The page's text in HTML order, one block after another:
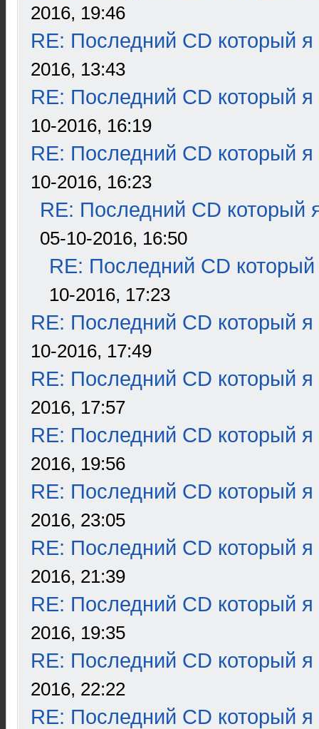
2016, 19:46
RE: Последний CD который я
2016, 13:43
RE: Последний CD который я
10-2016, 16:19
RE: Последний CD который я
10-2016, 16:23
RE: Последний CD который
05-10-2016, 16:50
RE: Последний CD который
10-2016, 17:23
RE: Последний CD который я
10-2016, 17:49
RE: Последний CD который я
2016, 17:57
RE: Последний CD который я
2016, 19:56
RE: Последний CD который я
2016, 23:05
RE: Последний CD который я
2016, 21:39
RE: Последний CD который я
2016, 19:35
RE: Последний CD который я
2016, 22:22
RE: Последний CD который я